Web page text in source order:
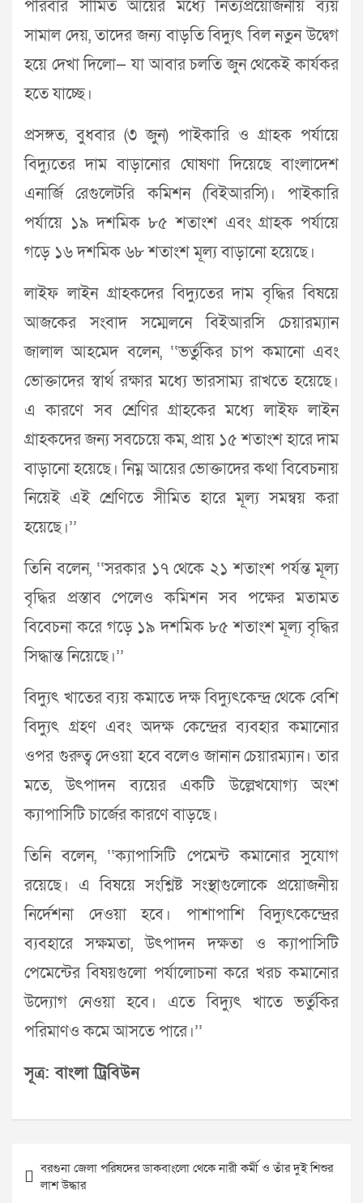
পরিবার সীমিত আয়ের মধ্যে নিত্যপ্রয়োজনীয় ব্যয়
সামাল দেয়, তাদের জন্য বাড়তি বিদ্যুৎ বিল নতুন উদ্বেগ
হয়ে দেখা দিলো— যা আবার চলতি জুন থেকেই কার্যকর
হতে যাচ্ছে।
প্রসঙ্গত, বুধবার (৩ জুন) পাইকারি ও গ্রাহক পর্যায়ে
বিদ্যুতের দাম বাড়ানোর ঘোষণা দিয়েছে বাংলাদেশ
এনার্জি রেগুলেটরি কমিশন (বিইআরসি)। পাইকারি
পর্যায়ে ১৯ দশমিক ৮৫ শতাংশ এবং গ্রাহক পর্যায়ে
গড়ে ১৬ দশমিক ৬৮ শতাংশ মূল্য বাড়ানো হয়েছে।
লাইফ লাইন গ্রাহকদের বিদ্যুতের দাম বৃদ্ধির বিষয়ে
আজকের সংবাদ সম্মেলনে বিইআরসি চেয়ারম্যান
জালাল আহমেদ বলেন, ‘‘ভর্তুকির চাপ কমানো এবং
ভোক্তাদের স্বার্থ রক্ষার মধ্যে ভারসাম্য রাখতে হয়েছে।
এ কারণে সব শ্রেণির গ্রাহকের মধ্যে লাইফ লাইন
গ্রাহকদের জন্য সবচেয়ে কম, প্রায় ১৫ শতাংশ হারে দাম
বাড়ানো হয়েছে। নিম্ন আয়ের ভোক্তাদের কথা বিবেচনায়
নিয়েই এই শ্রেণিতে সীমিত হারে মূল্য সমন্বয় করা
হয়েছে।’’
তিনি বলেন, ‘‘সরকার ১৭ থেকে ২১ শতাংশ পর্যন্ত মূল্য
বৃদ্ধির প্রস্তাব পেলেও কমিশন সব পক্ষের মতামত
বিবেচনা করে গড়ে ১৯ দশমিক ৮৫ শতাংশ মূল্য বৃদ্ধির
সিদ্ধান্ত নিয়েছে।’’
বিদ্যুৎ খাতের ব্যয় কমাতে দক্ষ বিদ্যুৎকেন্দ্র থেকে বেশি
বিদ্যুৎ গ্রহণ এবং অদক্ষ কেন্দ্রের ব্যবহার কমানোর
ওপর গুরুত্ব দেওয়া হবে বলেও জানান চেয়ারম্যান। তার
মতে, উৎপাদন ব্যয়ের একটি উল্লেখযোগ্য অংশ
ক্যাপাসিটি চার্জের কারণে বাড়ছে।
তিনি বলেন, ‘‘ক্যাপাসিটি পেমেন্ট কমানোর সুযোগ
রয়েছে। এ বিষয়ে সংশ্লিষ্ট সংস্থাগুলোকে প্রয়োজনীয়
নির্দেশনা দেওয়া হবে। পাশাপাশি বিদ্যুৎকেন্দ্রের
ব্যবহারে সক্ষমতা, উৎপাদন দক্ষতা ও ক্যাপাসিটি
পেমেন্টের বিষয়গুলো পর্যালোচনা করে খরচ কমানোর
উদ্যোগ নেওয়া হবে। এতে বিদ্যুৎ খাতে ভর্তুকির
পরিমাণও কমে আসতে পারে।’’
সূত্র: বাংলা ট্রিবিউন
navigation
বরগুনা জেলা পরিষদের ডাকবাংলো থেকে নারী কর্মী ও তাঁর দুই শিশুর
লাশ উদ্ধার